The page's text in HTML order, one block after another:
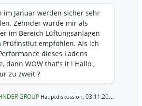
Nachfrage nach unseren
und Systemen für ein
im Januar werden sicher sehr
Zehnder wurde mir als
im Bereich Lüftungsanlagen
Prüfinstiut empfohlen. Als ich
dieses Ladens
dann WOW that's it ! Hallo ,
zu zweit ?
GROUP Hauptdiskussion, 03.11.2020 17:02 Uhr